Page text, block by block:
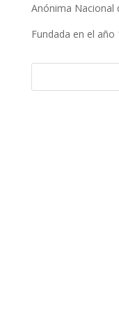
Anónima Nacional
Fundada en el